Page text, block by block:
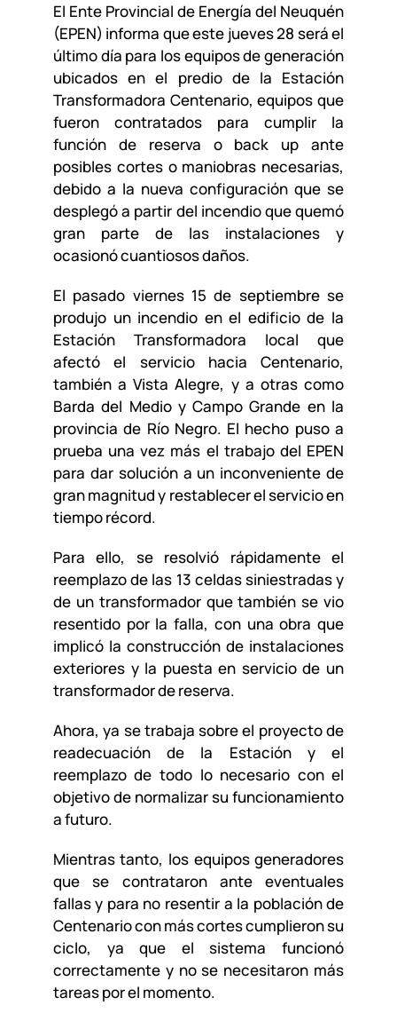
El Ente Provincial de Energía del Neuquén
(EPEN) informa que este jueves 28 será el
último día para los equipos de generación
ubicados en el predio de la Estación
Transformadora Centenario, equipos que
fueron contratados para cumplir la
función de reserva o back up ante
posibles cortes o maniobras necesarias,
debido a la nueva configuración que se
desplegó a partir del incendio que quemó
gran parte de las instalaciones y
ocasionó cuantiosos daños.
El pasado viernes 15 de septiembre se
produjo un incendio en el edificio de la
Estación Transformadora local que
afectó el servicio hacia Centenario,
también a Vista Alegre, y a otras como
Barda del Medio y Campo Grande en la
provincia de Río Negro. El hecho puso a
prueba una vez más el trabajo del EPEN
para dar solución a un inconveniente de
gran magnitud y restablecer el servicio en
tiempo récord.
Para ello, se resolvió rápidamente el
reemplazo de las 13 celdas siniestradas y
de un transformador que también se vio
resentido por la falla, con una obra que
implicó la construcción de instalaciones
exteriores y la puesta en servicio de un
transformador de reserva.
Ahora, ya se trabaja sobre el proyecto de
readecuación de la Estación y el
reemplazo de todo lo necesario con el
objetivo de normalizar su funcionamiento
a futuro.
Mientras tanto, los equipos generadores
que se contrataron ante eventuales
fallas y para no resentir a la población de
Centenario con más cortes cumplieron su
ciclo, ya que el sistema funcionó
correctamente y no se necesitaron más
tareas por el momento.